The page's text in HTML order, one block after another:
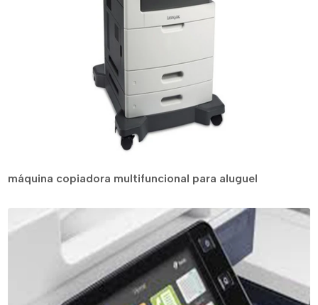
máquina copiadora multifuncional para aluguel